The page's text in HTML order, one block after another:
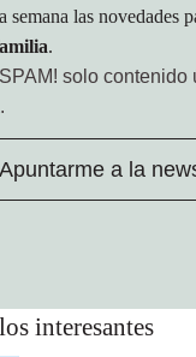
interesantes
semana las novedades
.
solo contenido
Apuntarme a la